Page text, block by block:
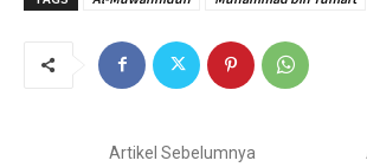
Artikel Sebelumnya